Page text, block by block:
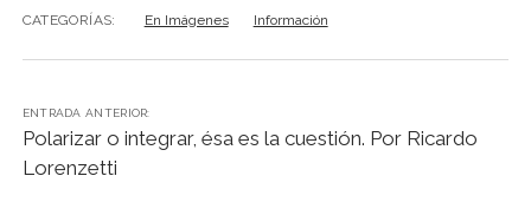
CATEGORÍAS: En Imágenes Información
ENTRADA ANTERIOR:
Polarizar o integrar, ésa es la cuestión. Por Ricardo
Lorenzetti